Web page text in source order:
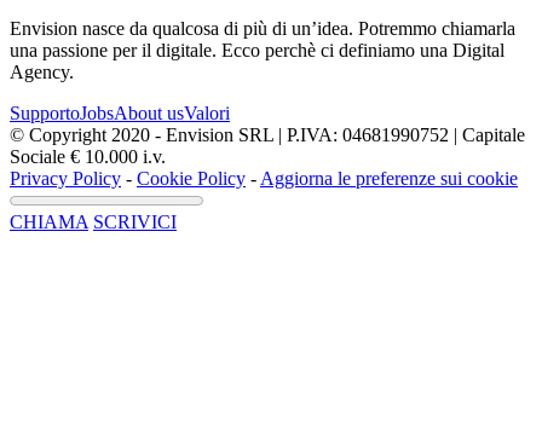
Envision nasce da qualcosa di più di un’idea. Potremmo chiamarla
una passione per il digitale. Ecco perchè ci definiamo una Digital
Agency.
SupportoJobsAbout usValori
© Copyright 2020 - Envision SRL | P.IVA: 04681990752 | Capitale
Sociale € 10.000 i.v.
Privacy Policy - Cookie Policy - Aggiorna le preferenze sui cookie
CHIAMA SCRIVICI